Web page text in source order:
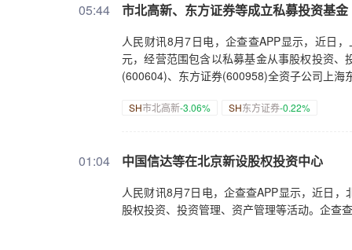
05:44 市北高新、东方证券等成立私募投资基金
人民财讯8月7日电，企查查APP显示，近日
元，经营范围包含以私募基金从事股权投资
(600604)、东方证券(600958)全资子公司上海
SH市北高新-3.06% SH东方证券-0.22%
01:04 中国信达等在北京新设股权投资中心
人民财讯8月7日电，企查查APP显示，近日
股权投资、投资管理、资产管理等活动。企查